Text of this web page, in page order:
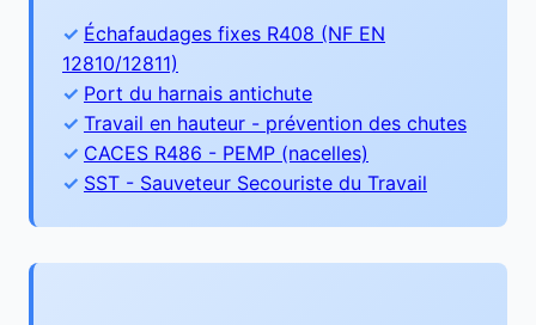
Échafaudages fixes R408 (NF EN
12810/12811)
Port du harnais antichute
Travail en hauteur - prévention des chutes
CACES R486 - PEMP (nacelles)
SST - Sauveteur Secouriste du Travail